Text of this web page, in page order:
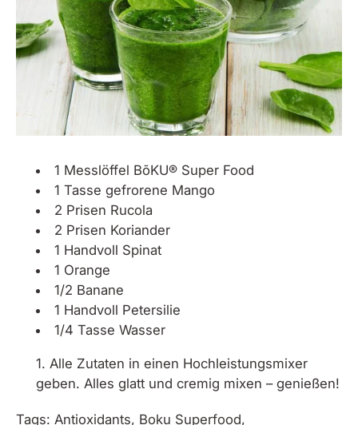
1 Messlöffel BõKU® Super Food
1 Tasse gefrorene Mango
2 Prisen Rucola
2 Prisen Koriander
1 Handvoll Spinat
1 Orange
1/2 Banane
1 Handvoll Petersilie
1/4 Tasse Wasser
Alle Zutaten in einen Hochleistungsmixer
geben. Alles glatt und cremig mixen – genießen!
Tags: Antioxidants, Boku Superfood,